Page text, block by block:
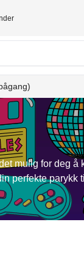
mulig for deg å
perfekte parykk